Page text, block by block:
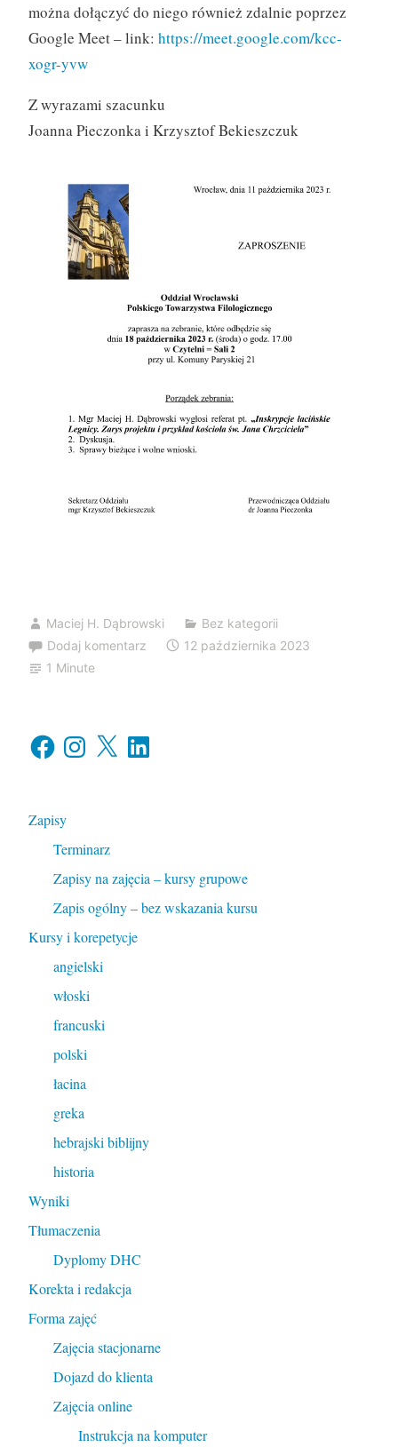
można dołączyć do niego również zdalnie poprzez
Google Meet – link: https://meet.google.com/kcc-
xogr-yvw
Z wyrazami szacunku
Joanna Pieczonka i Krzysztof Bekieszczuk
Maciej H. Dąbrowski
Bez kategorii
Dodaj komentarz
12 października 2023
1 Minute
FacebookInstagram
X LinkedIn
Zapisy
Terminarz
Zapisy na zajęcia – kursy grupowe
Zapis ogólny – bez wskazania kursu
Kursy i korepetycje
angielski
włoski
francuski
polski
łacina
greka
hebrajski biblijny
historia
Wyniki
Tłumaczenia
Dyplomy DHC
Korekta i redakcja
Forma zajęć
Zajęcia stacjonarne
Dojazd do klienta
Zajęcia online
Instrukcja na komputer